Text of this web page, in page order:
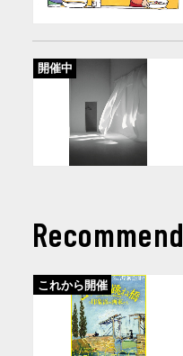
開催中
Recommend
これから開催